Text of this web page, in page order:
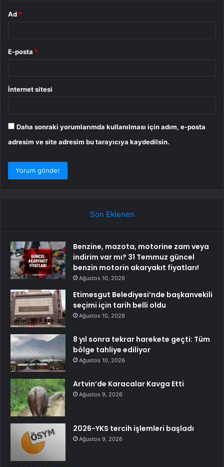
Ad *
E-posta *
İnternet sitesi
Daha sonraki yorumlarımda kullanılması için adım, e-posta
adresim ve site adresim bu tarayıcıya kaydedilsin.
Son Eklenen
Benzine, mazota, motorine zam veya
indirim var mı? 31 Temmuz güncel
benzin motorin akaryakıt fiyatları!
Ağustos 10, 2026
Etimesgut Belediyesi’nde başkanvekili
seçimi için tarih belli oldu
Ağustos 10, 2026
8 yıl sonra tekrar harekete geçti: Tüm
bölge tahliye ediliyor
Ağustos 10, 2026
Artvin’de Karacalar Kavga Etti
Ağustos 9, 2026
2026-YKS tercih işlemleri başladı
Ağustos 9, 2026